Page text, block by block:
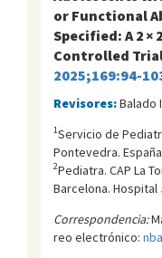
or Functional
Specified: A 2 ×
Controlled
2025;169:94-
Revisores:Balado
1Servicio de
Pontevedra.
2Pediatra. CAP La
Barcelona. Hospital
Correspondencia:
reo electrónico: